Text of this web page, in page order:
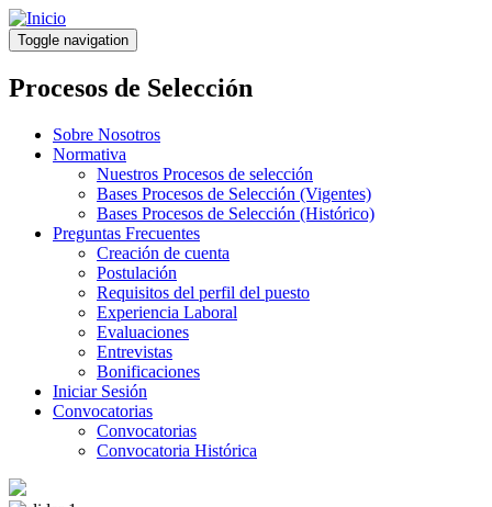
Pasar
al
contenido
principal
Toggle navigation
Procesos de Selección
Sobre Nosotros
Normativa
Nuestros Procesos de selección
Bases Procesos de Selección (Vigentes)
Bases Procesos de Selección (Histórico)
Preguntas Frecuentes
Creación de cuenta
Postulación
Requisitos del perfil del puesto
Experiencia Laboral
Evaluaciones
Entrevistas
Bonificaciones
Iniciar Sesión
Convocatorias
Convocatorias
Convocatoria Histórica